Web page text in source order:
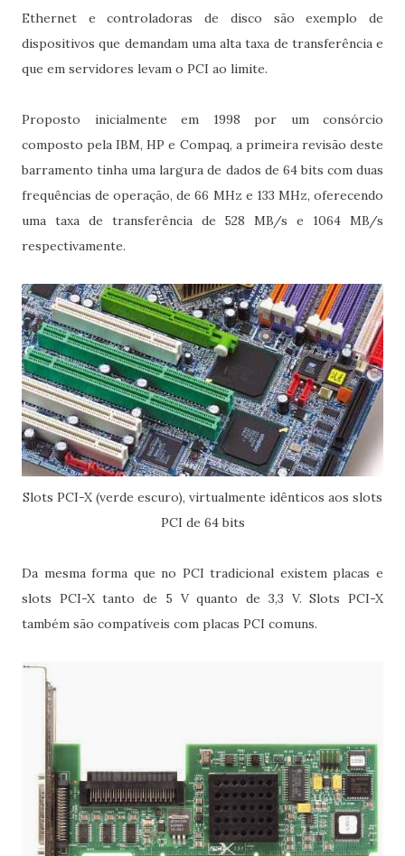
Ethernet e controladoras de disco são exemplo de
dispositivos que demandam uma alta taxa de transferência e
que em servidores levam o PCI ao limite.
Proposto inicialmente em 1998 por um consórcio
composto pela IBM, HP e Compaq, a primeira revisão deste
barramento tinha uma largura de dados de 64 bits com duas
frequências de operação, de 66 MHz e 133 MHz, oferecendo
uma taxa de transferência de 528 MB/s e 1064 MB/s
respectivamente.
Slots PCI-X (verde escuro), virtualmente idênticos aos slots
PCI de 64 bits
Da mesma forma que no PCI tradicional existem placas e
slots PCI-X tanto de 5 V quanto de 3,3 V. Slots PCI-X
também são compatíveis com placas PCI comuns.